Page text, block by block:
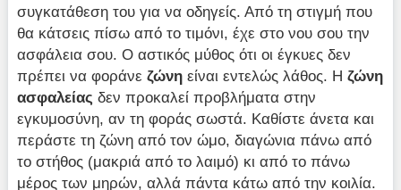
συγκατάθεση του για να οδηγείς. Από τη στιγμή που
θα κάτσεις πίσω από το τιμόνι, έχε στο νου σου την
ασφάλεια σου. Ο αστικός μύθος ότι οι έγκυες δεν
πρέπει να φοράνεζώνη είναι εντελώς λάθος. Ηζώνη
ασφαλείας δεν προκαλεί προβλήματα στην
εγκυμοσύνη, αν τη φοράς σωστά. Καθίστε άνετα και
περάστε τη ζώνη από τον ώμο, διαγώνια πάνω από
το στήθος (μακριά από το λαιμό) κι από το πάνω
μέρος των μηρών, αλλά πάντα κάτω από την κοιλία.